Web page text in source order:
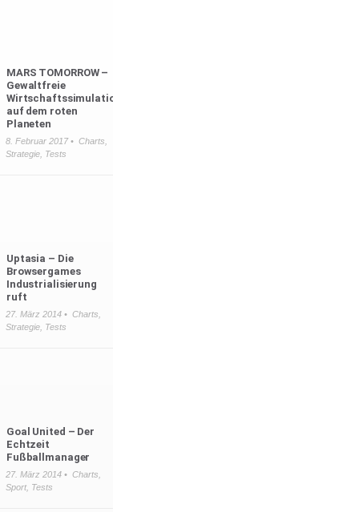
MARS TOMORROW –
Gewaltfreie
Wirtschaftssimulation
auf dem roten
Planeten
8. Februar 2017 • Charts
Strategie, Tests
Uptasia – Die
Browsergames
Industrialisierung
ruft
27. März 2014 • Charts
Strategie, Tests
Goal United – Der
Echtzeit
Fußballmanager
27. März 2014 • Charts
Sport, Tests